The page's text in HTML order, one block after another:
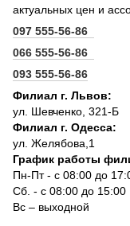
актуальных цен и
097 555-56-86
066 555-56-86
093 555-56-86
Филиал г. Львов:
ул. Шевченко, 321-Б
Филиал г. Одесса:
ул. Желябова,1
График работы
Пн-Пт - с 08:00 до
Сб. - с 08:00 до 15:00
Вс – выходной